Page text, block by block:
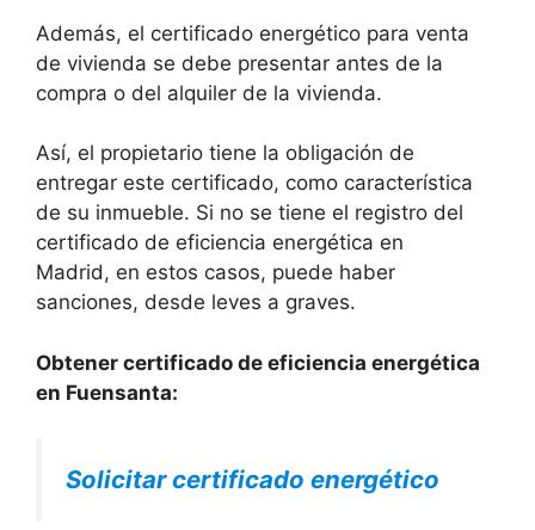
Además, el certificado energético para venta
de vivienda se debe presentar antes de la
compra o del alquiler de la vivienda.
Así, el propietario tiene la obligación de
entregar este certificado, como característica
de su inmueble. Si no se tiene el registro del
certificado de eficiencia energética en
Madrid, en estos casos, puede haber
sanciones, desde leves a graves.
Obtener certificado de eficiencia energética
en Fuensanta:
Solicitar certificado energético